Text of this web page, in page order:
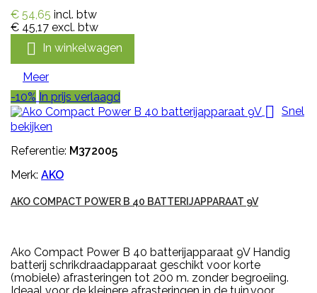
€ 54,65 incl. btw
€ 45,17 excl. btw
 In winkelwagen
Meer
-10% In prijs verlaagd
 Snel
bekijken
Referentie: M372005
Merk: AKO
AKO COMPACT POWER B 40 BATTERIJAPPARAAT 9V
Ako Compact Power B 40 batterijapparaat 9V Handig
batterij schrikdraadapparaat geschikt voor korte
(mobiele) afrasteringen tot 200 m. zonder begroeiing.